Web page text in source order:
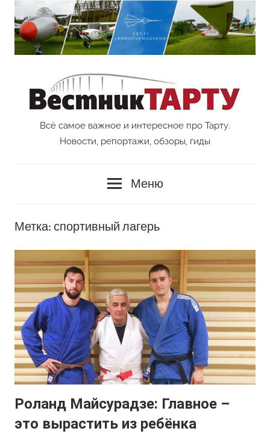
Перейти
содержимому
Vestnik
Всё самое важное и интересное про Тарту.
Новости, репортажи, обзоры, гиды
Меню
Метка: спортивный лагерь
Роланд Майсурадзе: Главное –
это вырастить из ребёнка